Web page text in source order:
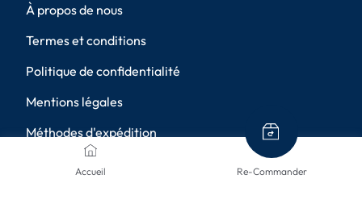
Accueil Re-Commander
À propos de nous
Termes et conditions
Politique de confidentialité
Mentions légales
Méthodes d'expédition